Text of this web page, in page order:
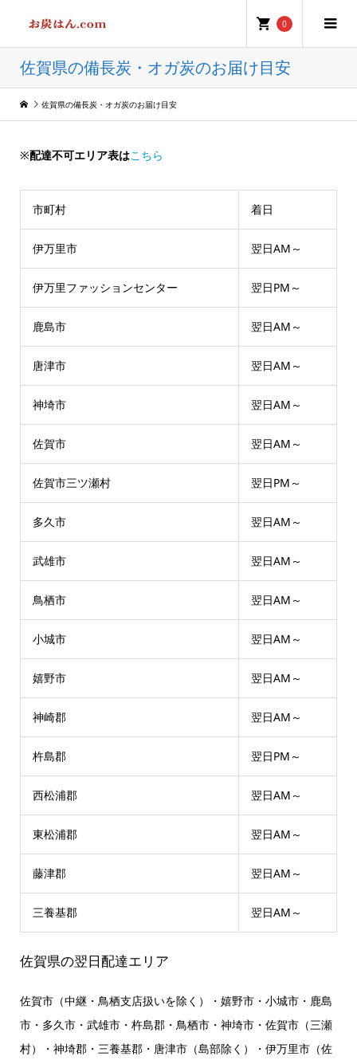
0
佐賀県の備長炭・オガ炭のお届け目安
佐賀県の備長炭・オガ炭のお届け目安
※配達不可エリア表はこちら
市町村 着日
伊万里市 翌日AM～
伊万里ファッションセンター 翌日PM～
鹿島市 翌日AM～
唐津市 翌日AM～
神埼市 翌日AM～
佐賀市 翌日AM～
佐賀市三ツ瀬村 翌日PM～
多久市 翌日AM～
武雄市 翌日AM～
鳥栖市 翌日AM～
小城市 翌日AM～
嬉野市 翌日AM～
神崎郡 翌日AM～
杵島郡 翌日PM～
西松浦郡 翌日AM～
東松浦郡 翌日AM～
藤津郡 翌日AM～
三養基郡 翌日AM～
佐賀県の翌日配達エリア
佐賀市（中継・鳥栖支店扱いを除く）・嬉野市・小城市・鹿島
市・多久市・武雄市・杵島郡・鳥栖市・神埼市・佐賀市（三瀬
村）・神埼郡・三養基郡・唐津市（島部除く）・伊万里市（佐